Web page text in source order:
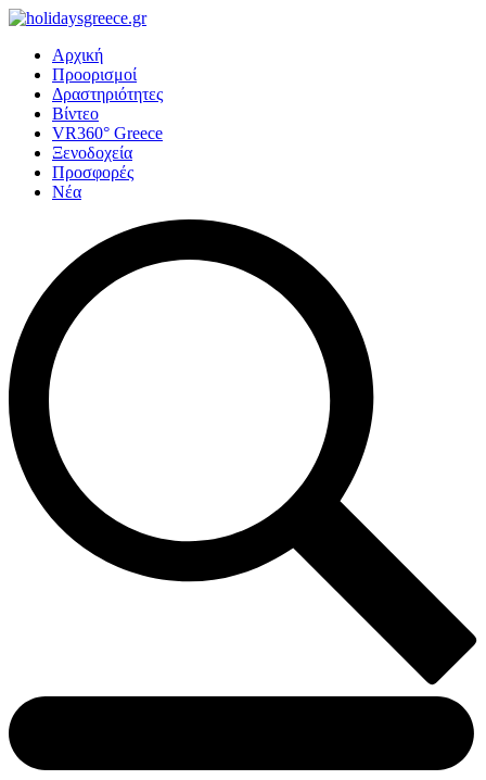
Αρχική
Προορισμοί
Δραστηριότητες
Βίντεο
VR360° Greece
Ξενοδοχεία
Προσφορές
Νέα